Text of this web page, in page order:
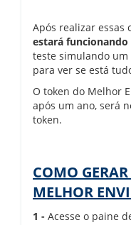
Após realizar essas
estará funcionando
teste simulando
para ver se está
O token do Melhor
após um ano, será
token.
COMO
MELHOR
1 - Acesse o paine